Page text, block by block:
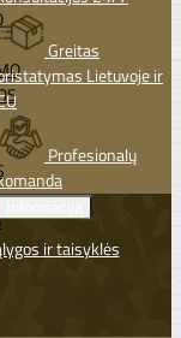
Greitas
Lietuvoje ir
Profesionalų
ir taisyklės